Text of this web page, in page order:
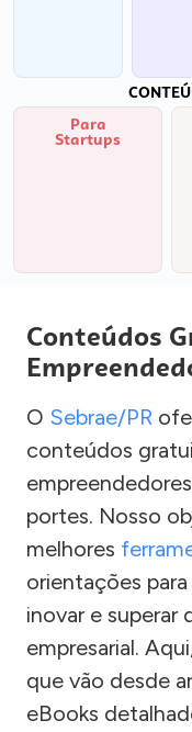
Para
Startups
Conteúdos
O Sebrae/PR
conteúdos
portes. Nosso
melhores
orientações
inovar e superar
empresarial.
que vão desde
eBooks